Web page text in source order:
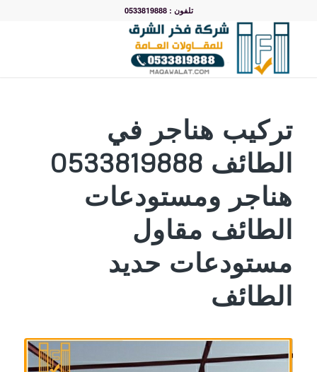
تلفون : 0533819888
تركيب هناجر في
الطائف 0533819888
هناجر ومستودعات
الطائف مقاول
مستودعات حديد
الطائف